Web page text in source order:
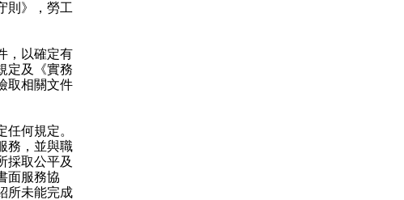
則》，勞工
，以確定有
定及《實務
取相關文件
何規定。
務，並與職
採取公平及
面服務協
所未能完成